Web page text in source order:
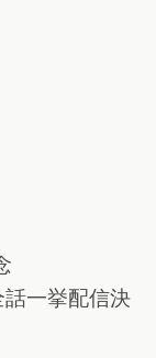
一挙配信決